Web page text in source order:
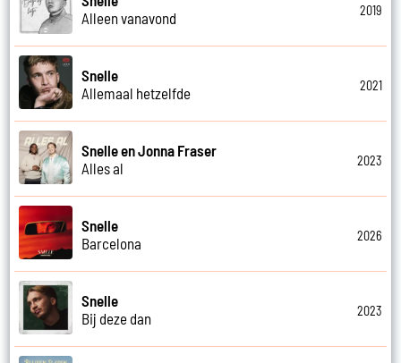
Alleen vanavond
2019
Snelle
Allemaal hetzelfde
2021
Snelle en Jonna Fraser
Alles al
2023
Snelle
Barcelona
2026
Snelle
Bij deze dan
2023